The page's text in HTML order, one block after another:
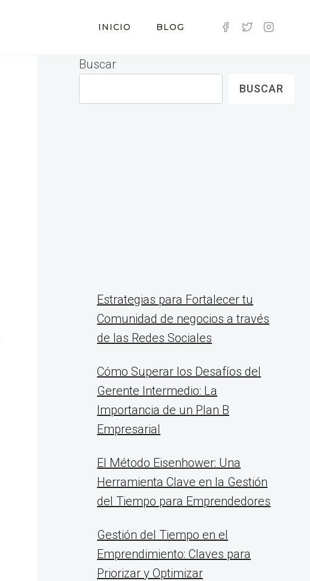
INICIO BLOG
Buscar
BUSCAR
Estrategias para Fortalecer tu
Comunidad de negocios a través
de las Redes Sociales
Cómo Superar los Desafíos del
Gerente Intermedio: La
Importancia de un Plan B
Empresarial
El Método Eisenhower: Una
Herramienta Clave en la Gestión
del Tiempo para Emprendedores
Gestión del Tiempo en el
Emprendimiento: Claves para
Priorizar y Optimizar